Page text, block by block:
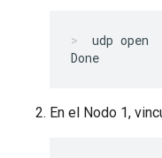
udp open
En el Nodo 1,